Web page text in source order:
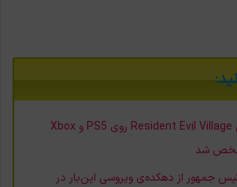
کیفیت اجرایی Resident Evil Village روی PS5 و Xbox
جمهور از دهکده‌ی ویروسی این‌بار در